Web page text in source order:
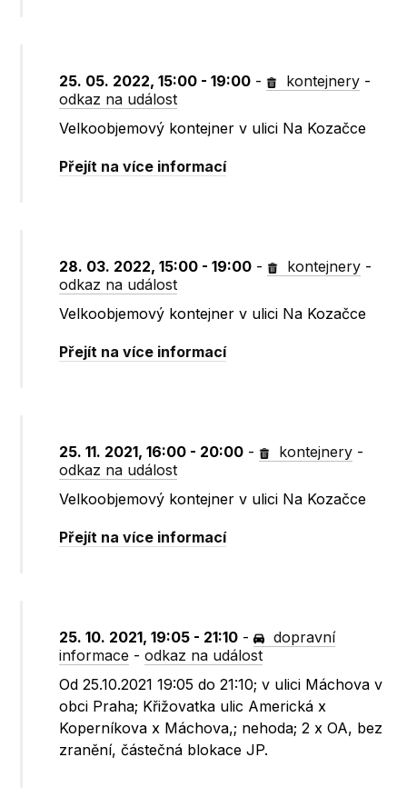
25. 05. 2022, 15:00 - 19:00 - kontejnery -
odkaz na událost
Velkoobjemový kontejner v ulici Na Kozačce
Přejít na více informací
28. 03. 2022, 15:00 - 19:00 - kontejnery -
odkaz na událost
Velkoobjemový kontejner v ulici Na Kozačce
Přejít na více informací
25. 11. 2021, 16:00 - 20:00 - kontejnery -
odkaz na událost
Velkoobjemový kontejner v ulici Na Kozačce
Přejít na více informací
25. 10. 2021, 19:05 - 21:10 -
dopravní
informace -odkaz na událost
Od 25.10.2021 19:05 do 21:10; v ulici Máchova v
obci Praha; Křižovatka ulic Americká x
Koperníkova x Máchova,; nehoda; 2 x OA, bez
zranění, částečná blokace JP.